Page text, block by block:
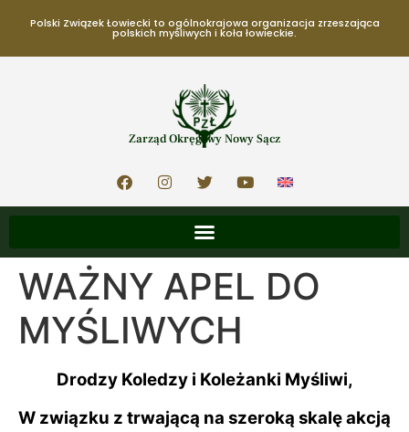
Polski Związek Łowiecki to ogólnokrajowa organizacja zrzeszająca
polskich myśliwych i koła łowieckie.
Zarząd Okręgowy Nowy Sącz
WAŻNY APEL DO
MYŚLIWYCH
Drodzy Koledzy i Koleżanki Myśliwi,
W związku z trwającą na szeroką skalę akcją